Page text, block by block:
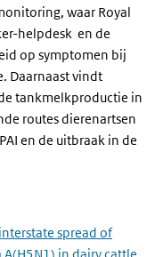
waar Royal
helpdesk en de
op symptomen bij
Daarnaast vindt
tankmelkproductie in
routes dierenartsen
en de uitbraak in de
spread of